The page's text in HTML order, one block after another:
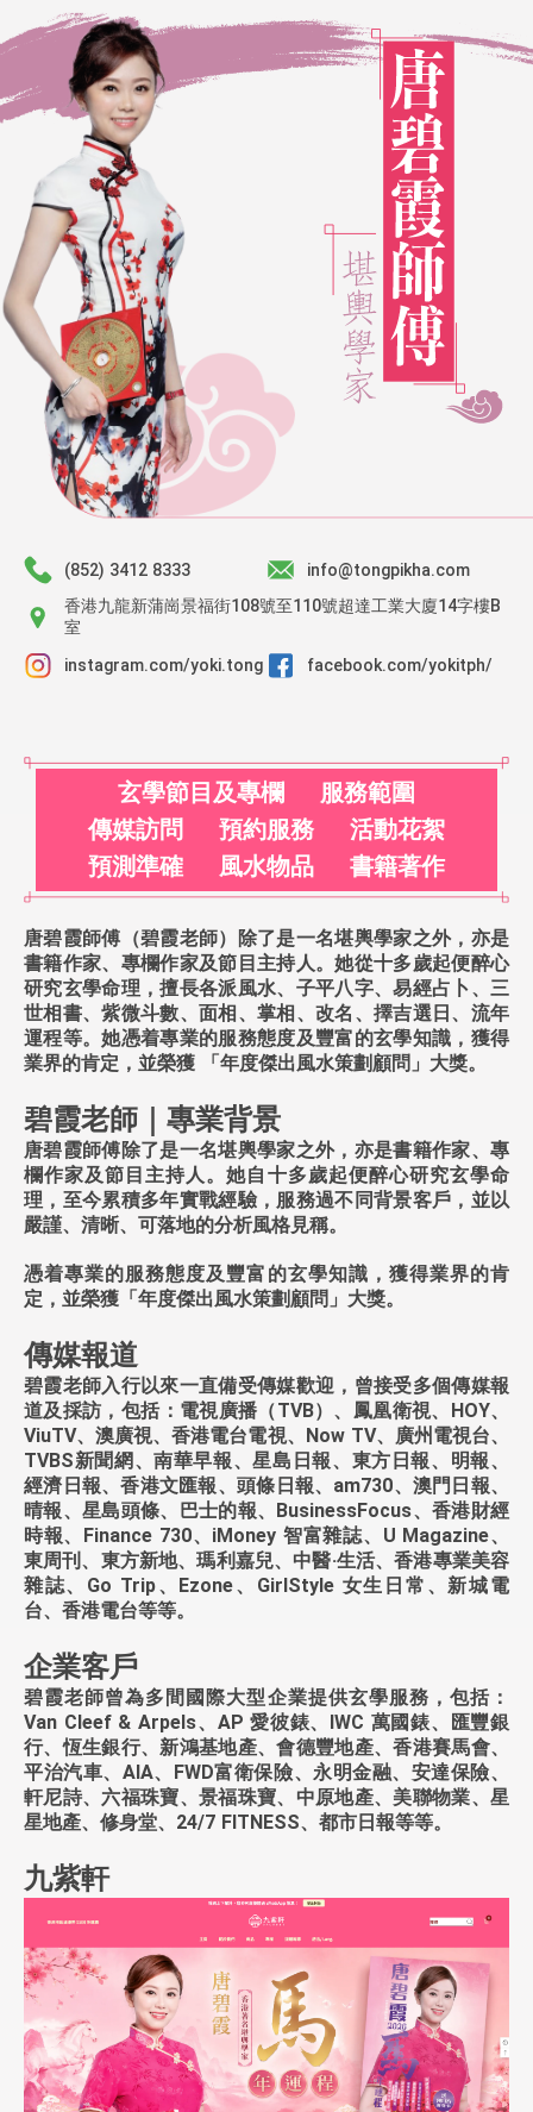
⽞學節⽬及專欄
服務範圍
傳媒訪問
預約服務
活動花絮
預測準確
風水物品 書籍著作
唐碧霞師傅（碧霞老師）除了是一名堪輿學家之外，亦是
書籍作家、專欄作家及節目主持人。她從十多歲起便醉心
研究玄學命理，擅長各派風水、子平八字、易經占卜、三
世相書、紫微斗數、面相、掌相、改名、擇吉選日、流年
運程等。她憑着專業的服務態度及豐富的玄學知識，獲得
業界的肯定，並榮獲 「年度傑出風水策劃顧問」大獎。
碧霞老師｜專業背景
唐碧霞師傅除了是一名堪輿學家之外，亦是書籍作家、專
欄作家及節目主持人。她自十多歲起便醉心研究玄學命
理，至今累積多年實戰經驗，服務過不同背景客戶，並以
嚴謹、清晰、可落地的分析風格見稱。
憑着專業的服務態度及豐富的玄學知識，獲得業界的肯
定，並榮獲「年度傑出風水策劃顧問」大獎。
傳媒報道
碧霞老師入行以來一直備受傳媒歡迎，曾接受多個傳媒報
道及採訪，包括：電視廣播（TVB）、鳳凰衛視、HOY、
ViuTV、澳廣視、香港電台電視、Now TV、廣州電視台、
TVBS新聞網、南華早報、星島日報、東方日報、明報、
經濟日報、香港文匯報、頭條日報、am730、澳門日報、
晴報、星島頭條、巴士的報、BusinessFocus、香港財經
時報、Finance 730、iMoney 智富雜誌、U Magazine、
東周刊、東方新地、瑪利嘉兒、中醫·生活、香港專業美容
雜誌、Go Trip、Ezone、GirlStyle 女生日常、新城電
台、香港電台等等。
企業客戶
碧霞老師曾為多間國際大型企業提供玄學服務，包括：
Van Cleef & Arpels、AP 愛彼錶、IWC 萬國錶、匯豐銀
行、恆生銀行、新鴻基地產、會德豐地產、香港賽馬會、
平治汽車、AIA、FWD富衛保險、永明金融、安達保險、
軒尼詩、六福珠寶、景福珠寶、中原地產、美聯物業、星
星地產、修身堂、24/7 FITNESS、都市日報等等。
九紫軒
(852) 3412 8333
info@tongpikha.com
香港九龍新蒲崗景福街108號至110號超達工業大廈14字樓B
室
instagram.com/yoki.tong
facebook.com/yokitph/